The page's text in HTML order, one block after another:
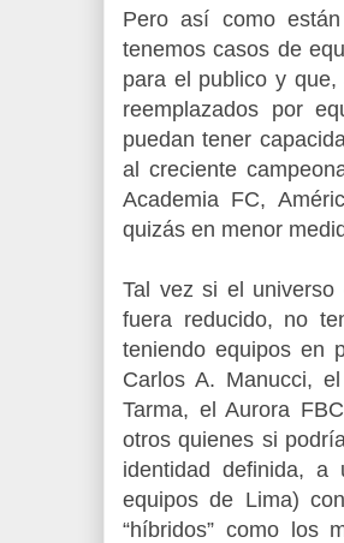
Pero así como
tenemos casos de
para el publico y
reemplazados por
puedan tener
al creciente
Academia FC,
quizás en menor
Tal vez si el
fuera reducido, no
teniendo equipos en
Carlos A. Manucci,
Tarma, el Aurora
otros quienes si
identidad definida,
equipos de Lima)
“híbridos” como los